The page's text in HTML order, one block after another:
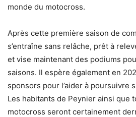
monde du motocross.
Après cette première saison de
s’entraîne sans relâche, prêt à
et vise maintenant des podiums
saisons. Il espère également en
sponsors pour l’aider à poursuivre
Les habitants de Peynier ainsi que
motocross seront certainement